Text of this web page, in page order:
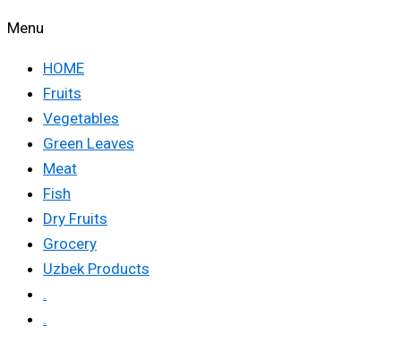
Menu
HOME
Fruits
Vegetables
Green Leaves
Meat
Fish
Dry Fruits
Grocery
Uzbek Products
.
.